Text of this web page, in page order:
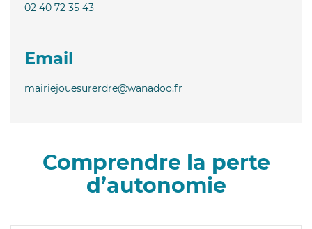
02 40 72 35 43
Email
mairiejouesurerdre@wanadoo.fr
Comprendre la perte
d’autonomie